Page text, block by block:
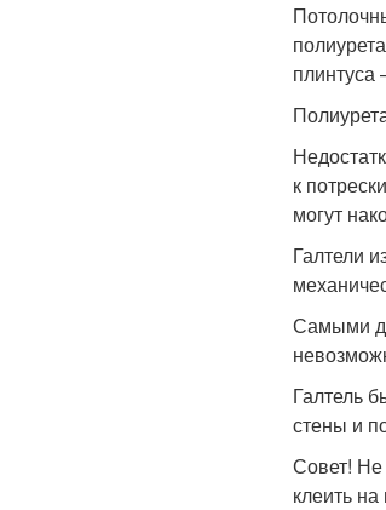
плинтуса
к
могут
Галтели
Самыми
Галтель
стены и
Совет! Не
клеить